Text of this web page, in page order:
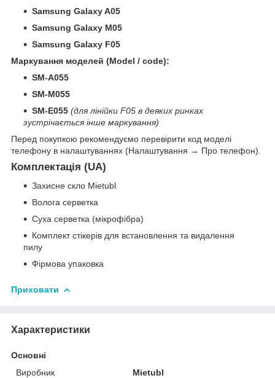
Samsung Galaxy A05
Samsung Galaxy M05
Samsung Galaxy F05
Маркування моделей (Model / code):
SM-A055
SM-M055
SM-E055 (для лінійки F05 в деяких ринках
зустрічається інше маркування)
Перед покупкою рекомендуємо перевірити код моделі
телефону в налаштуваннях (Налаштування → Про телефон).
Комплектація (UA)
Захисне скло Mietubl
Волога серветка
Суха серветка (мікрофібра)
Комплект стікерів для встановлення та видалення
пилу
Фірмова упаковка
Приховати
Характеристики
Основні
Виробник
Mietubl